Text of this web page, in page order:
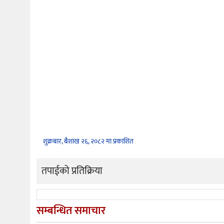
शुक्रबार, बैशाख २६, २०८२ मा प्रकाशित
तपाईको प्रतिक्रिया
सम्बन्धित समाचार